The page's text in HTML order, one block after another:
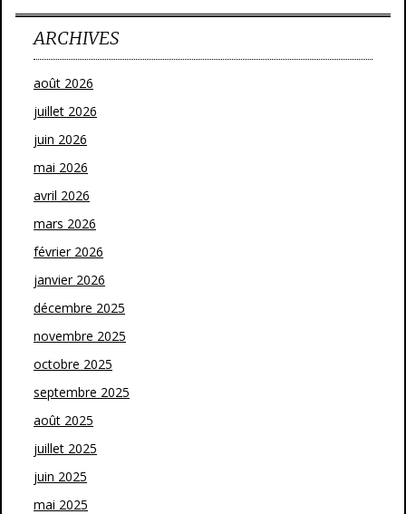
ARCHIVES
août 2026
juillet 2026
juin 2026
mai 2026
avril 2026
mars 2026
février 2026
janvier 2026
décembre 2025
novembre 2025
octobre 2025
septembre 2025
août 2025
juillet 2025
juin 2025
mai 2025